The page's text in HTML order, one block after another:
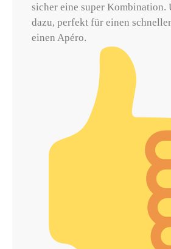
sicher eine super Kombination.
dazu, perfekt für einen
einen Apéro.